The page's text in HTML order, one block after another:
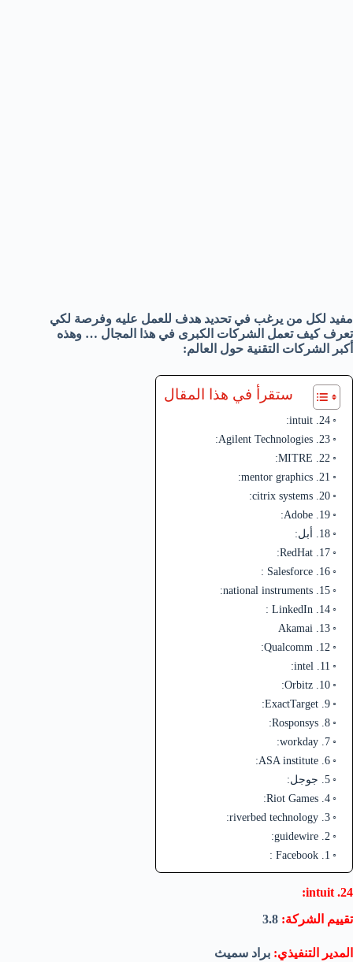
مفيد لكل من يرغب في تحديد هدف للعمل عليه وفرصة لكي
تعرف كيف تعمل الشركات الكبرى في هذا المجال … وهذه
أكبر الشركات التقنية حول العالم:
ستقرأ في هذا المقال
24. intuit:
23. Agilent Technologies:
22. MITRE:
21. mentor graphics:
20. citrix systems:
19. Adobe:
18. أبل:
17. RedHat:
16. Salesforce :
15. national instruments:
14. LinkedIn :
13. Akamai
12. Qualcomm:
11. intel:
10. Orbitz:
9. ExactTarget:
8. Rosponsys:
7. workday:
6. ASA institute:
5. جوجل:
4. Riot Games:
3. riverbed technology:
2. guidewire:
1. Facebook :
24. intuit:
تقييم الشركة:
المدير التنفيذي: براد سميث